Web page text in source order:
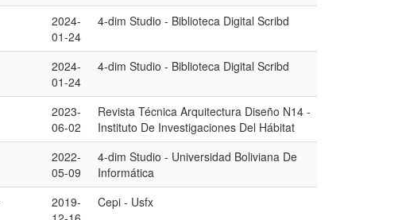
2024-
01-24
4-dim Studio - Biblioteca Digital Scribd
2024-
01-24
4-dim Studio - Biblioteca Digital Scribd
2023-
06-02
Revista Técnica Arquitectura Diseño N14 -
Instituto De Investigaciones Del Hábitat
2022-
05-09
4-dim Studio - Universidad Boliviana De
Informática
2019-
Cepi - Usfx